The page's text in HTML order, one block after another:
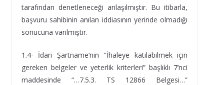
tarafından denetleneceği anlaşılmıştır. Bu itibarla,
başvuru sahibinin anılan iddiasının yerinde olmadığı
sonucuna varılmıştır.
1.4- İdari Şartname’nin “İhaleye katılabilmek için
gereken belgeler ve yeterlik kriterleri” başlıklı 7’nci
maddesinde “…7.5.3. TS 12866 Belgesi…”